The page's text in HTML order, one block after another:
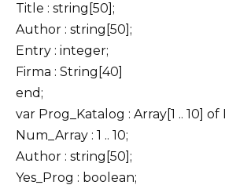
Title : string[50];
Author : string[50];
Entry : integer;
Firma : String[40]
end;
var Prog_Katalog : Array[1 .. 10]
Num_Array : 1 .. 10;
Author : string[50];
Yes_Prog : boolean;